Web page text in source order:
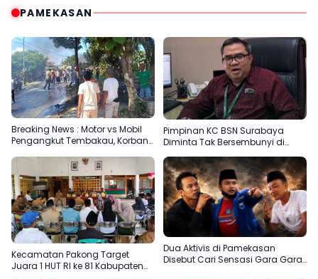
PAMEKASAN
Breaking News : Motor vs Mobil
Pengangkut Tembakau, Korban
Pimpinan KC BSN Surabaya
Diminta Tak Bersembunyi di
Kecamatan Pakong Target
Juara 1 HUT RI ke 81 Kabupaten
Dua Aktivis di Pamekasan
Disebut Cari Sensasi Gara Gara